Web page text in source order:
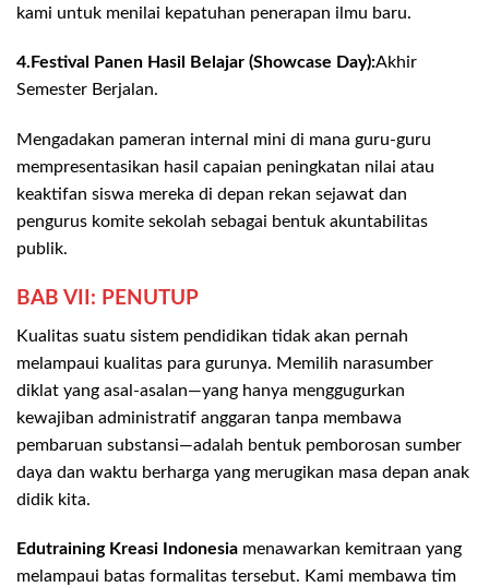
kami untuk menilai kepatuhan penerapan ilmu baru.
4.Festival Panen Hasil Belajar (Showcase Day):Akhir
Semester Berjalan.
Mengadakan pameran internal mini di mana guru-guru
mempresentasikan hasil capaian peningkatan nilai atau
keaktifan siswa mereka di depan rekan sejawat dan
pengurus komite sekolah sebagai bentuk akuntabilitas
publik.
BAB VII: PENUTUP
Kualitas suatu sistem pendidikan tidak akan pernah
melampaui kualitas para gurunya. Memilih narasumber
diklat yang asal-asalan—yang hanya menggugurkan
kewajiban administratif anggaran tanpa membawa
pembaruan substansi—adalah bentuk pemborosan sumber
daya dan waktu berharga yang merugikan masa depan anak
didik kita.
Edutraining Kreasi Indonesia menawarkan kemitraan yang
melampaui batas formalitas tersebut. Kami membawa tim